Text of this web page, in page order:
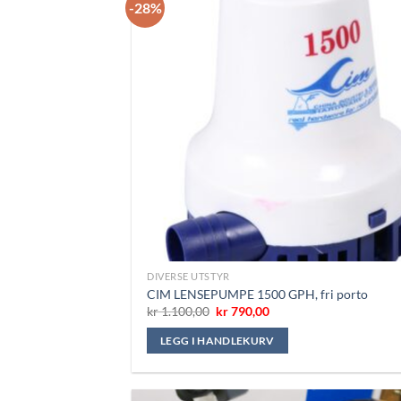
-28%
DIVERSE UTSTYR
CIM LENSEPUMPE 1500 GPH, fri porto
kr1.100,00 Opprinnelig
var:
kr 1.100,00.
kr790,00Nåværende
er:
kr 790,00.
LEGG I HANDLEKURV